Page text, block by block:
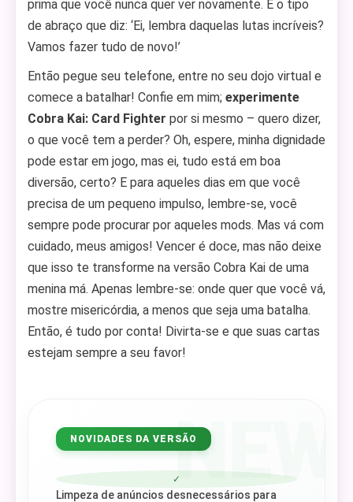
prima que você nunca quer ver novamente. É o tipo
de abraço que diz: ‘Ei, lembra daquelas lutas incríveis?
Vamos fazer tudo de novo!’
Então pegue seu telefone, entre no seu dojo virtual e
comece a batalhar! Confie em mim; experimente
Cobra Kai: Card Fighter por si mesmo – quero dizer,
o que você tem a perder? Oh, espere, minha dignidade
pode estar em jogo, mas ei, tudo está em boa
diversão, certo? E para aqueles dias em que você
precisa de um pequeno impulso, lembre-se, você
sempre pode procurar por aqueles mods. Mas vá com
cuidado, meus amigos! Vencer é doce, mas não deixe
que isso te transforme na versão Cobra Kai de uma
menina má. Apenas lembre-se: onde quer que você vá,
mostre misericórdia, a menos que seja uma batalha.
Então, é tudo por conta! Divirta-se e que suas cartas
estejam sempre a seu favor!
NEW
NOVIDADES DA VERSÃO
✓
Limpeza de anúncios desnecessários para